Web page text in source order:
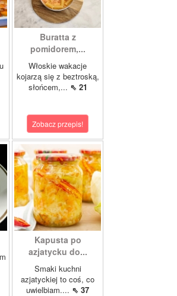
Buratta z
pomidorem,...
Włoskie wakacje
kojarzą się z beztroską,
słońcem,... ⇖ 21
Zobacz przepis!
Kapusta po
azjatycku do...
Smaki kuchni
azjatyckiej to coś, co
uwielbiam.... ⇖ 37